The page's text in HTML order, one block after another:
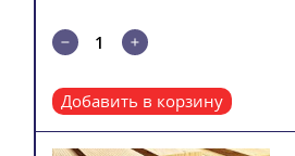
Добавить в корзину